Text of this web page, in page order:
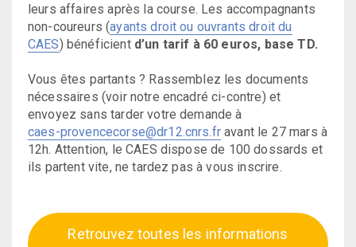
leurs affaires après la course. Les accompagnants
non-coureurs (ayants droit ou ouvrants droit du
CAES) bénéficient d’un tarif à 60 euros, base TD.
Vous êtes partants ? Rassemblez les documents
nécessaires (voir notre encadré ci-contre) et
envoyez sans tarder votre demande à
caes-provencecorse@dr12.cnrs.fravant le 27 mars à
12h. Attention, le CAES dispose de 100 dossards et
ils partent vite, ne tardez pas à vous inscrire.
Retrouvez toutes les informations